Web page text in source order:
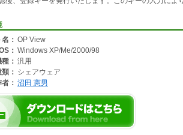
： OP View
： Windows XP/Me/2000/98
： 汎用
： シェアウェア
： 沼田 憲男